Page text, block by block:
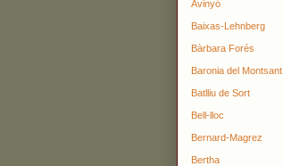
Avinyó
Baixas-Lehnberg
Bàrbara Forés
Baronia del Montsant
Batlliu de Sort
Bell-lloc
Bernard-Magrez
Bertha